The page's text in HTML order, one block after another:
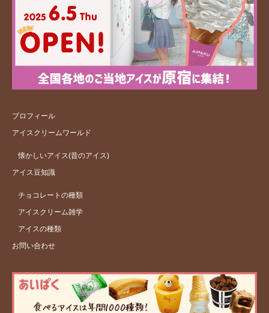
プロフィール
アイスクリームワールド
懐かしいアイス(昔のアイス)
アイス豆知識
チョコレートの種類
アイスクリーム雑学
アイスの種類
お問い合わせ